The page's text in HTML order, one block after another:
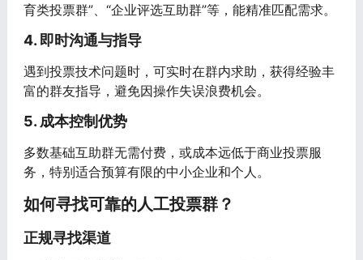
育类投票群”、“企业评选互助群”等，能精准匹配需求。
4. 即时沟通与指导
遇到投票技术问题时，可实时在群内求助，获得经验丰
富的群友指导，避免因操作失误浪费机会。
5. 成本控制优势
多数基础互助群无需付费，或成本远低于商业投票服
务，特别适合预算有限的中小企业和个人。
如何寻找可靠的人工投票群？
正规寻找渠道